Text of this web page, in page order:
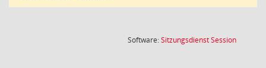
Software:SitzungsdienstSession(Wird in